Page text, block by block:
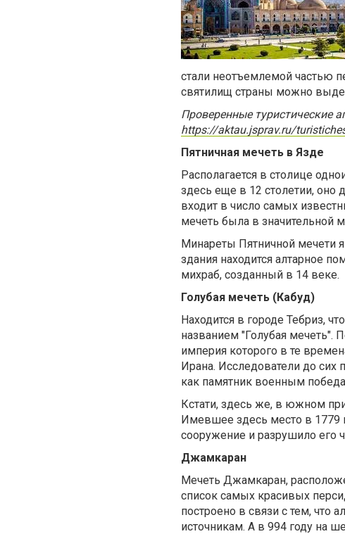
стали неотъемлемой частью
святилищ страны можно
Проверенные туристические
https://aktau.jsprav.ru/
Пятничная мечеть в Язде
Располагается в столице
здесь еще в 12 столетии, оно
входит в число самых
мечеть была в значительной
Минареты Пятничной мечети
здания находится алтарное
михраб, созданный в 14 веке.
Голубая мечеть (Кабуд)
Находится в городе Тебриз,
названием "Голубая мечеть".
империя которого в те
Ирана. Исследователи до сих
как памятник военным
Кстати, здесь же, в южном
Имевшее здесь место в 1779
сооружение и разрушило его
Джамкаран
Мечеть Джамкаран,
список самых красивых
построено в связи с тем,
источникам. А в 994 году на